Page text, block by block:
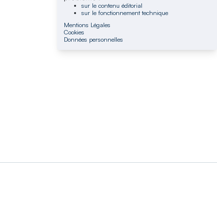
sur le contenu éditorial
sur le fonctionnement technique
Mentions Légales
Cookies
Données personnelles